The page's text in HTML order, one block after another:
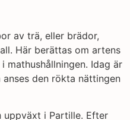
av trä, eller brädor,
Här berättas om artens
Idag är
den rökta nättingen
uppväxt i Partille. Efter